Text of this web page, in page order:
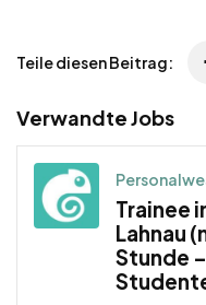
Teile diesen Beitrag:
Verwandte Jobs
Trainee
Lahnau
Stunde